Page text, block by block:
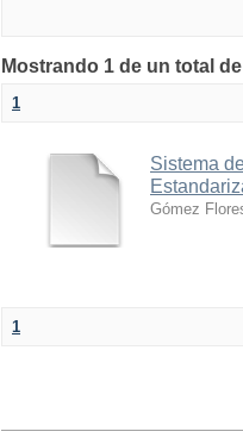
Mostrando 1 de un total
1
Sistema
Gómez
1